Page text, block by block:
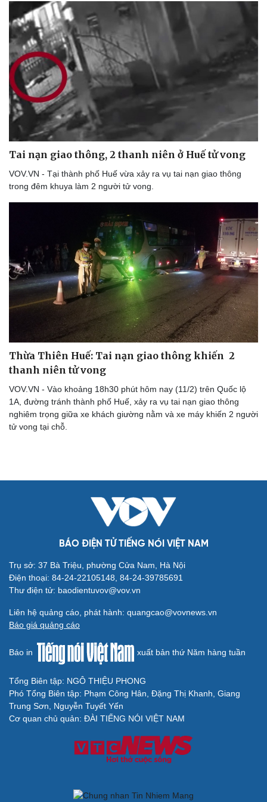
Âm nhạc
Di sản
Sao Việt
Du lịch
Săn Tour
Podcast
Câu chuyện thời sự
Đọc truyện đêm khuya
Cửa sổ tình yêu
Kể chuyện cho bé
Hạt giống tâm hồn
Tai nạn giao thông, 2 thanh niên ở Huế tử vong
VOV.VN - Tại thành phố Huế vừa xảy ra vụ tai nạn giao thông
trong đêm khuya làm 2 người tử vong.
Thừa Thiên Huế: Tai nạn giao thông khiến 2
thanh niên tử vong
VOV.VN - Vào khoảng 18h30 phút hôm nay (11/2) trên Quốc lộ
1A, đường tránh thành phố Huế, xảy ra vụ tai nạn giao thông
nghiêm trọng giữa xe khách giường nằm và xe máy khiến 2 người
tử vong tại chỗ.
BÁO ĐIỆN TỬ TIẾNG NÓI VIỆT NAM
Trụ sở: 37 Bà Triệu, phường Cửa Nam, Hà Nội
Điện thoại: 84-24-22105148, 84-24-39785691
Thư điện tử: baodientuvov@vov.vn
Liên hệ quảng cáo, phát hành: quangcao@vovnews.vn
Báo giá quảng cáo
Báo in xuất bản thứ Năm hàng tuần
Tổng Biên tập: NGÔ THIỆU PHONG
Phó Tổng Biên tập: Phạm Công Hân, Đặng Thị Khanh, Giang
Trung Sơn, Nguyễn Tuyết Yến
Cơ quan chủ quản: ĐÀI TIẾNG NÓI VIỆT NAM